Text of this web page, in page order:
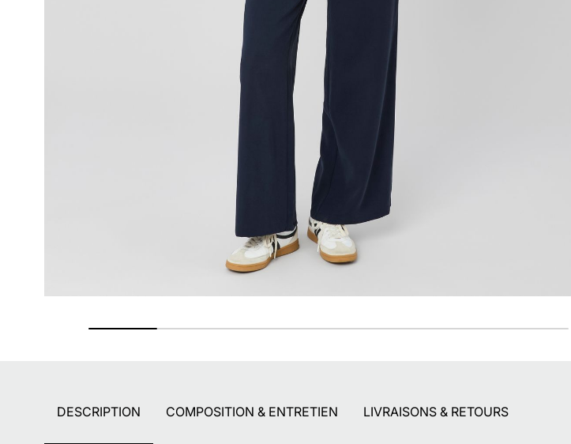
Retours gratuits
Pendant 90 jours
En magasin, ou dès 49€
DESCRIPTION COMPOSITION & ENTRETIEN LIVRAISONS & RETOURS